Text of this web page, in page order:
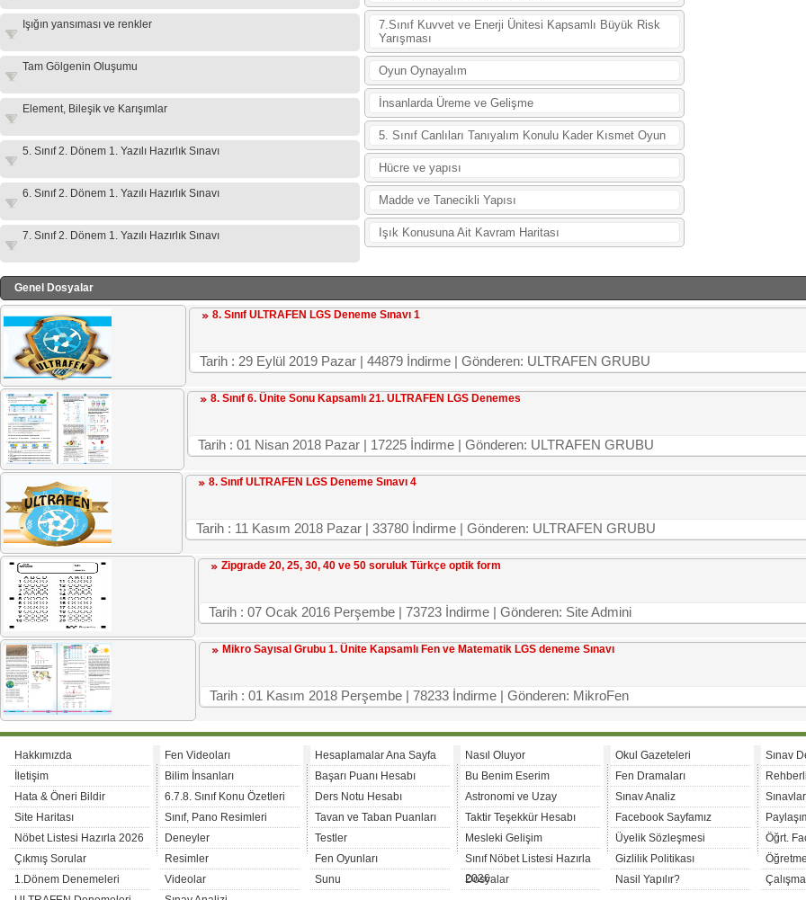
Işığın yansıması ve renkler
Tam Gölgenin Oluşumu
Element, Bileşik ve Karışımlar
5. Sınıf 2. Dönem 1. Yazılı Hazırlık Sınavı
6. Sınıf 2. Dönem 1. Yazılı Hazırlık Sınavı
7. Sınıf 2. Dönem 1. Yazılı Hazırlık Sınavı
7.Sınıf Kuvvet ve Enerji Ünitesi Kapsamlı Büyük Risk
Yarışması
Oyun Oynayalım
İnsanlarda Üreme ve Gelişme
5. Sınıf Canlıları Tanıyalım Konulu Kader Kısmet Oyun
Hücre ve yapısı
Madde ve Tanecikli Yapısı
Işık Konusuna Ait Kavram Haritası
Genel Dosyalar
8. Sınıf ULTRAFEN LGS Deneme Sınavı 1
Tarih : 29 Eylül 2019 Pazar | 44879 İndirme | Gönderen: ULTRAFEN GRUBU
8. Sınıf 6. Ünite Sonu Kapsamlı 21. ULTRAFEN LGS Denemes
Tarih : 01 Nisan 2018 Pazar | 17225 İndirme | Gönderen: ULTRAFEN GRUBU
8. Sınıf ULTRAFEN LGS Deneme Sınavı 4
Tarih : 11 Kasım 2018 Pazar | 33780 İndirme | Gönderen: ULTRAFEN GRUBU
Zipgrade 20, 25, 30, 40 ve 50 soruluk Türkçe optik form
Tarih : 07 Ocak 2016 Perşembe | 73723 İndirme | Gönderen: Site Admini
Mikro Sayısal Grubu 1. Ünite Kapsamlı Fen ve Matematik LGS deneme Sınavı
Tarih : 01 Kasım 2018 Perşembe | 78233 İndirme | Gönderen: MikroFen
Hakkımızda
İletişim
Hata & Öneri Bildir
Site Haritası
Nöbet Listesi Hazırla 2026
Çıkmış Sorular
1.Dönem Denemeleri
Fen Videoları
Bilim İnsanları
6.7.8. Sınıf Konu Özetleri
Sınıf, Pano Resimleri
Deneyler
Resimler
Videolar
Hesaplamalar Ana Sayfa
Başarı Puanı Hesabı
Ders Notu Hesabı
Tavan ve Taban Puanları
Testler
Fen Oyunları
Sunu
Nasıl Oluyor
Bu Benim Eserim
Astronomi ve Uzay
Taktir Teşekkür Hesabı
Mesleki Gelişim
Sınıf Nöbet Listesi Hazırla
2026
Dosyalar
Okul Gazeteleri
Fen Dramaları
Sınav Analiz
Facebook Sayfamız
Üyelik Sözleşmesi
Gizlilik Politikası
Nasil Yapılır?
Sınav
Öğrt.